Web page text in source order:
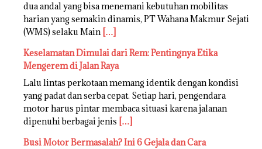
dua andal yang bisa menemani kebutuhan mobilitas
harian yang semakin dinamis, PT Wahana Makmur Sejati
(WMS) selaku Main […]
Keselamatan Dimulai dari Rem: Pentingnya Etika
Mengerem di Jalan Raya
Lalu lintas perkotaan memang identik dengan kondisi
yang padat dan serba cepat. Setiap hari, pengendara
motor harus pintar membaca situasi karena jalanan
dipenuhi berbagai jenis […]
Busi Motor Bermasalah? Ini 6 Gejala dan Cara